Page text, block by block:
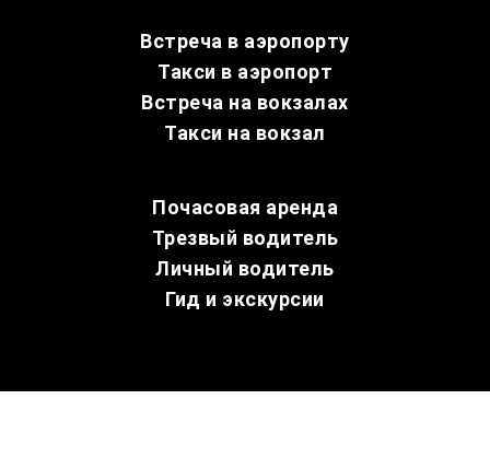
Встреча в аэропорту
Такси в аэропорт
Встреча на вокзалах
Такси на вокзал
Почасовая аренда
Трезвый водитель
Личный водитель
Гид и экскурсии